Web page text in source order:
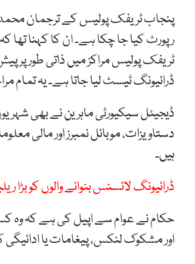
پنجاب ٹریفک پولیس کے ترجمان محمد
رپورٹ کیا جا چکا ہے۔ ان کا کہنا تھا
ٹریفک پولیس مراکز میں ذاتی طور پر
ڈرائیونگ ٹیسٹ لیا جاتا ہے۔ یہ تمام
ڈیجیٹل سیکیورٹی ماہرین نے بھی
دستاویزات، موبائل نمبرز اور مالی
ہیں۔
ڈرائیونگ لائسنس بنوانے والوں کو بڑا
حکام نے عوام سے اپیل کی ہے کہ
اور مشکوک لنکس، پیغامات یا